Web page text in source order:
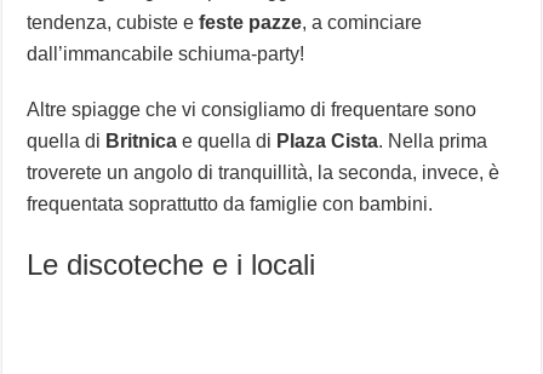
tendenza, cubiste efeste pazze, a cominciare
dall’immancabile schiuma-party!
Altre spiagge che vi consigliamo di frequentare sono
quella di Britnica e quella di Plaza Cista. Nella prima
troverete un angolo di tranquillità, la seconda, invece, è
frequentata soprattutto da famiglie con bambini.
Le discoteche e i locali